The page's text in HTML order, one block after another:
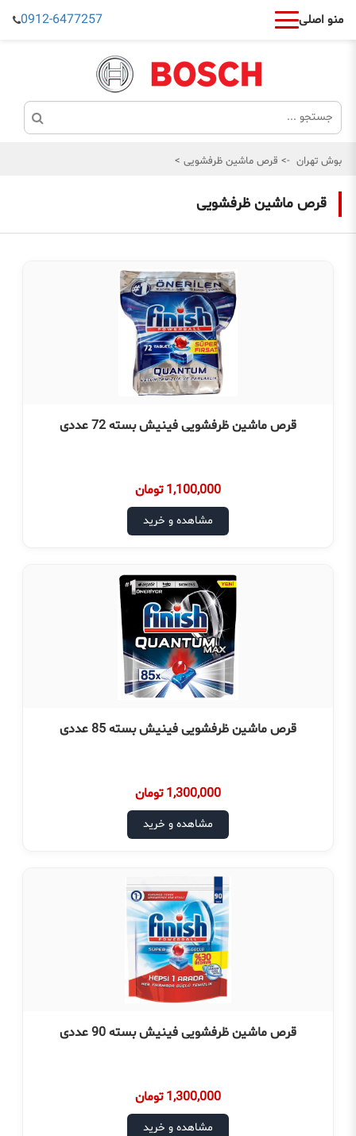
منو اصلی 0912-6477257
بوش تهران -> قرص ماشین ظرفشویی >
قرص ماشین ظرفشویی
قرص ماشین ظرفشویی فینیش بسته 72 عددی
1,100,000 تومان
مشاهده و خرید
قرص ماشین ظرفشویی فینیش بسته 85 عددی
1,300,000 تومان
مشاهده و خرید
قرص ماشین ظرفشویی فینیش بسته 90 عددی
1,300,000 تومان
مشاهده و خرید